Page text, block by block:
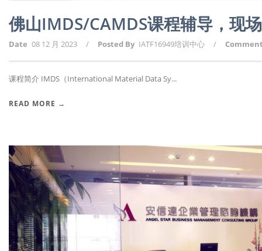
佛山IMDS/CAMDS课程辅导，现
Date 08 12 月 2023 / Posted By IATF16949培训中心 /
课程简介 IMDS（International Material Data Sy...
READ MORE →